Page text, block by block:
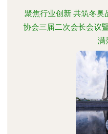
聚焦行业创新 共筑冬
协会三届二次会长会议
满